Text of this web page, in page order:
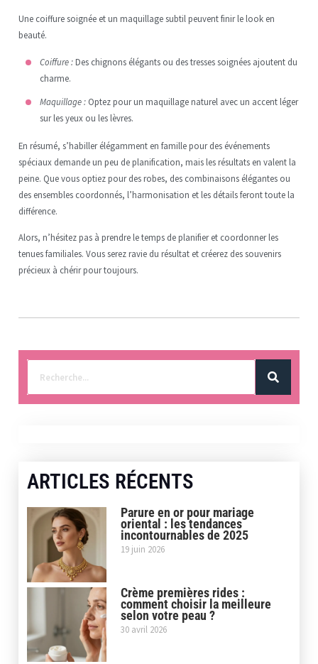
ARTICLES RÉCENTS
Parure en or pour mariage
oriental : les tendances
incontournables de 2025
19 juin 2026
Crème premières rides :
comment choisir la meilleure
selon votre peau ?
30 avril 2026
Une coiffure soignée et un maquillage subtil peuvent finir le look en
beauté.
Coiffure :Des chignons élégants ou des tresses soignées ajoutent du
charme.
Maquillage :Optez pour un maquillage naturel avec un accent léger
sur les yeux ou les lèvres.
En résumé, s’habiller élégamment en famille pour des événements
spéciaux demande un peu de planification, mais les résultats en valent la
peine. Que vous optiez pour des robes, des combinaisons élégantes ou
des ensembles coordonnés, l’harmonisation et les détails feront toute la
différence.
Alors, n’hésitez pas à prendre le temps de planifier et coordonner les
tenues familiales. Vous serez ravie du résultat et créerez des souvenirs
précieux à chérir pour toujours.